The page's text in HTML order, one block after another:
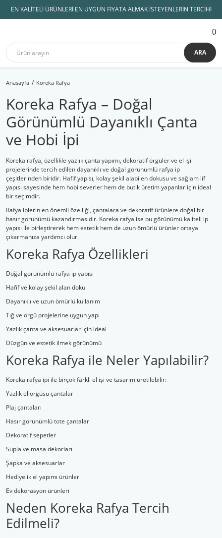
EN KALİTELİ ÜRÜNLERİ EN UYGUN FİYATA ALMAK İSTEYENLERİN TERCİHİ
ARA
Anasayfa Koreka Rafya
Koreka Rafya – Doğal
Görünümlü Dayanıklı Çanta
ve Hobi İpi
Koreka rafya, özellikle yazlık çanta yapımı, dekoratif örgüler ve el işi
projelerinde tercih edilen dayanıklı ve doğal görünümlü rafya ip
çeşitlerinden biridir. Hafif yapısı, kolay şekil alabilen dokusu ve sağlam lif
yapısı sayesinde hem hobi severler hem de butik üretim yapanlar için ideal
bir seçimdir.
Rafya iplerin en önemli özelliği, çantalara ve dekoratif ürünlere doğal bir
hasır görünümü kazandırmasıdır. Koreka rafya ise bu görünümü kaliteli ip
yapısı ile birleştirerek hem estetik hem de uzun ömürlü ürünler ortaya
çıkarmanıza yardımcı olur.
Koreka Rafya Özellikleri
Doğal görünümlü rafya ip yapısı
Hafif ve kolay şekil alan doku
Dayanıklı ve uzun ömürlü kullanım
Tığ ve örgü projelerine uygun yapı
Yazlık çanta ve aksesuarlar için ideal
Düzgün ve estetik ilmek görünümü
Koreka Rafya ile Neler Yapılabilir?
Koreka rafya ipi ile birçok farklı el işi ve tasarım üretilebilir:
Yazlık el örgüsü çantalar
Plaj çantaları
Hasır görünümlü tote çantalar
Dekoratif sepetler
Supla ve masa dekorları
Şapka ve aksesuarlar
Hediyelik el yapımı ürünler
Ev dekorasyon ürünleri
Neden Koreka Rafya Tercih
Edilmeli?